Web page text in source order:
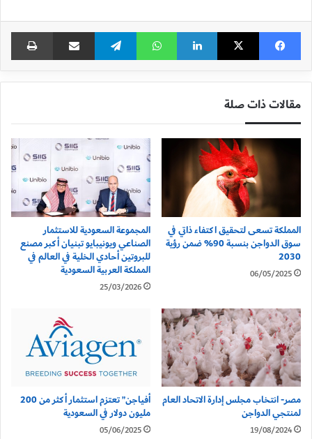
فيسبوك X لينكدإن واتساب تيلقرام مشاركة عبر البريد
مقالات ذات صلة
المملكة تسعى لتحقيق اكتفاء ذاتي في
سوق الدواجن بنسبة 90% ضمن رؤية
2030
06/05/2025
المجموعة السعودية للاستثمار
الصناعي ويونيبايو تبنيان أكبر مصنع
للبروتين أحادي الخلية في العالم في
المملكة العربية السعودية
25/03/2026
مصر- انتخاب مجلس إدارة الاتحاد العام
لمنتجي الدواجن
19/08/2024
أفياجن” تعتزم استثمار أكثر من 200
مليون دولار في السعودية
05/06/2025